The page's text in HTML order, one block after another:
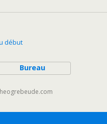
début
Bureau